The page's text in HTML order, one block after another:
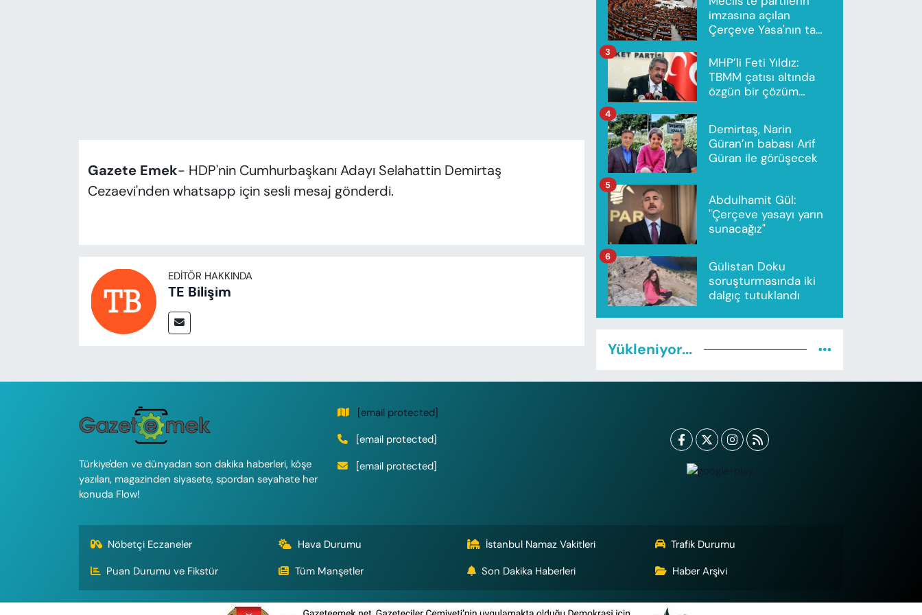
Gazete Emek- HDP'nin Cumhurbaşkanı Adayı Selahattin Demirtaş
Cezaevi'nden whatsapp için sesli mesaj gönderdi.
EDITÖR HAKKINDA
TE Bilişim
imzasına açılan
Çerçeve Yasa'nın tam
MHP’li Feti Yıldız:
TBMM çatısı altında
özgün bir çözüm
3
Demirtaş, Narin
Güran’ın babası Arif
Güran ile görüşecek
4
Abdulhamit Gül:
"Çerçeve yasayı yarın
sunacağız"
5
Gülistan Doku
soruşturmasında iki
dalgıç tutuklandı
6
Yükleniyor...
Türkiye'den ve dünyadan son dakika haberleri, köşe
yazıları, magazinden siyasete, spordan seyahate her
konuda Flow!
[email protected]
[email protected]
[email protected]
Nöbetçi Eczaneler Hava Durumu İstanbul Namaz Vakitleri
Trafik Durumu
Puan Durumu ve Fikstür
Tüm Manşetler Son Dakika Haberleri Haber Arşivi
VAN VE DİYARBAKIR HABERLERİ